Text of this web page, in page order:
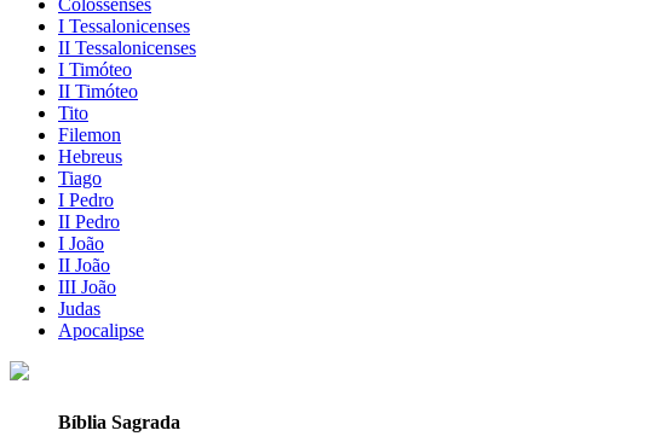
Colossenses
I Tessalonicenses
II Tessalonicenses
I Timóteo
II Timóteo
Tito
Filemon
Hebreus
Tiago
I Pedro
II Pedro
I João
II João
III João
Judas
Apocalipse
Bíblia Sagrada